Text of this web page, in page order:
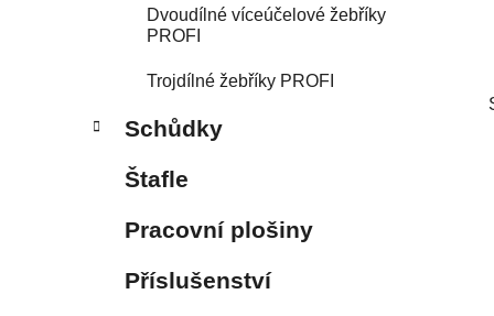
Dvoudílné víceúčelové žebříky
PROFI
Trojdílné žebříky PROFI
Schůdky
Štafle
Pracovní plošiny
Příslušenství